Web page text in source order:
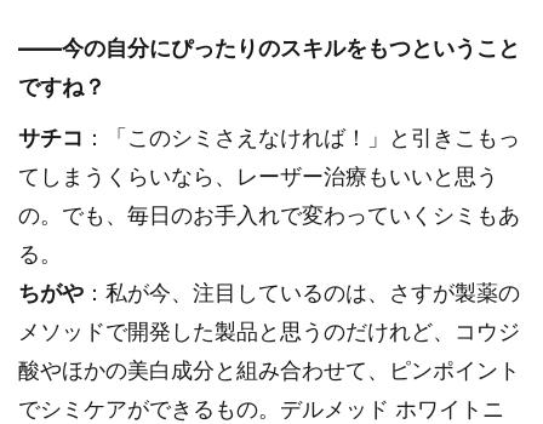
――今の自分にぴったりのスキルをもつということ
ですね？
サチコ ：「このシミさえなければ！」と引きこもっ
てしまうくらいなら、レーザー治療もいいと思う
の。でも、毎日のお手入れで変わっていくシミもあ
る。
ちがや ：私が今、注目しているのは、さすが製薬の
メソッドで開発した製品と思うのだけれど、コウジ
酸やほかの美白成分と組み合わせて、ピンポイント
でシミケアができるもの。デルメッド ホワイトニ